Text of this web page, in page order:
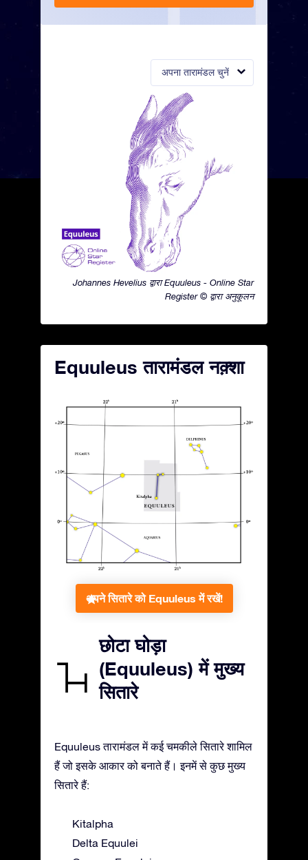
अपना तारामंडल चुनें
Johannes Hevelius द्वारा Equuleus - Online Star
Register © द्वारा अनुकूलन
Equuleus तारामंडल नक़्शा
अपने सितारे को Equuleus में रखें!
छोटा घोड़ा
(Equuleus) में मुख्य
सितारे
Equuleus तारामंडल में कई चमकीले सितारे शामिल
हैं जो इसके आकार को बनाते हैं। इनमें से कुछ मुख्य
सितारे हैं:
Kitalpha
Delta Equulei